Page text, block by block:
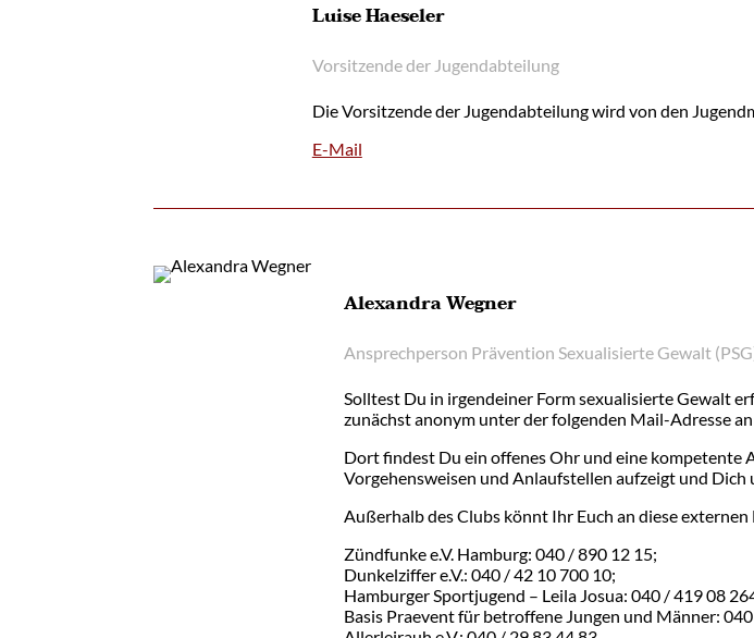
Luise Haeseler
Vorsitzende der Jugendabteilung
Die Vorsitzende der Jugendabteilung wird von den
E-Mail
Alexandra Wegner
Ansprechperson Prävention Sexualisierte Gewalt
Solltest Du in irgendeiner Form sexualisierte Gewalt
zunächst anonym unter der folgenden Mail-Adresse
Dort findest Du ein offenes Ohr und eine kompetente
Vorgehensweisen und Anlaufstellen aufzeigt und
Außerhalb des Clubs könnt Ihr Euch an diese
Zündfunke e.V. Hamburg: 040 / 890 12 15;
Dunkelziffer e.V.: 040 / 42 10 700 10;
Hamburger Sportjugend – Leila Josua: 040 / 419 08
Basis Praevent für betroffene Jungen und Männer: